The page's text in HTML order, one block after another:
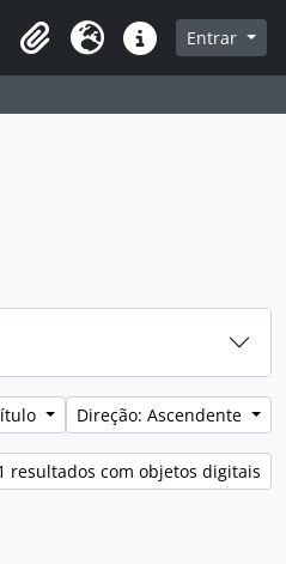
Idioma Ligações rápidas
Entrar
Direção: Ascendente
resultados com objetos digitais